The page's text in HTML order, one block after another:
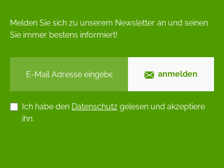
Melden Sie sich zu unserem Newsletter an und seinen
Sie immer bestens informiert!
anmelden
Ich habe den Datenschutz gelesen und akzeptiere
ihn.